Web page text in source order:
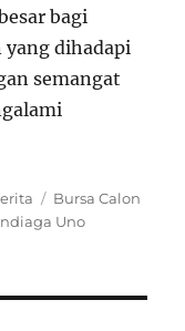
bagi
dihadapi
semangat
Tags
Bursa Calon
Uno